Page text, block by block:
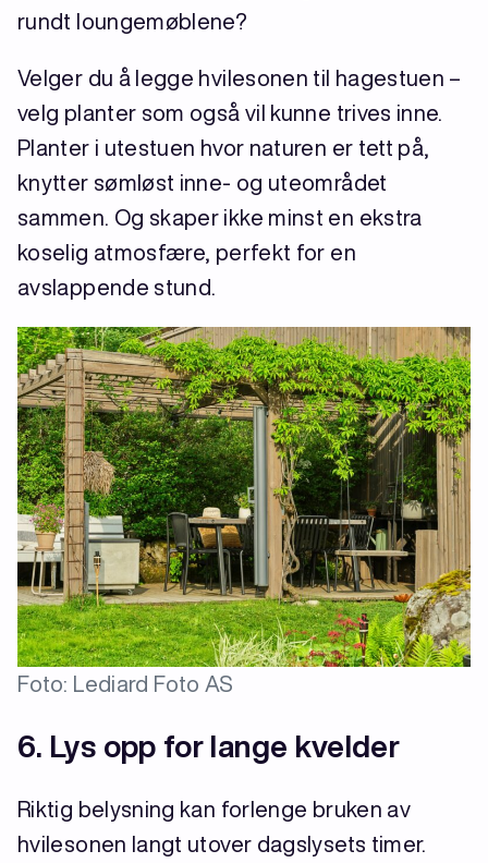
rundt loungemøblene?
Velger du å legge hvilesonen til hagestuen –
velg planter som også vil kunne trives inne.
Planter i utestuen hvor naturen er tett på,
knytter sømløst inne- og uteområdet
sammen. Og skaper ikke minst en ekstra
koselig atmosfære, perfekt for en
avslappende stund.
Foto: Lediard Foto AS
6. Lys opp for lange kvelder
Riktig belysning kan forlenge bruken av
hvilesonen langt utover dagslysets timer.